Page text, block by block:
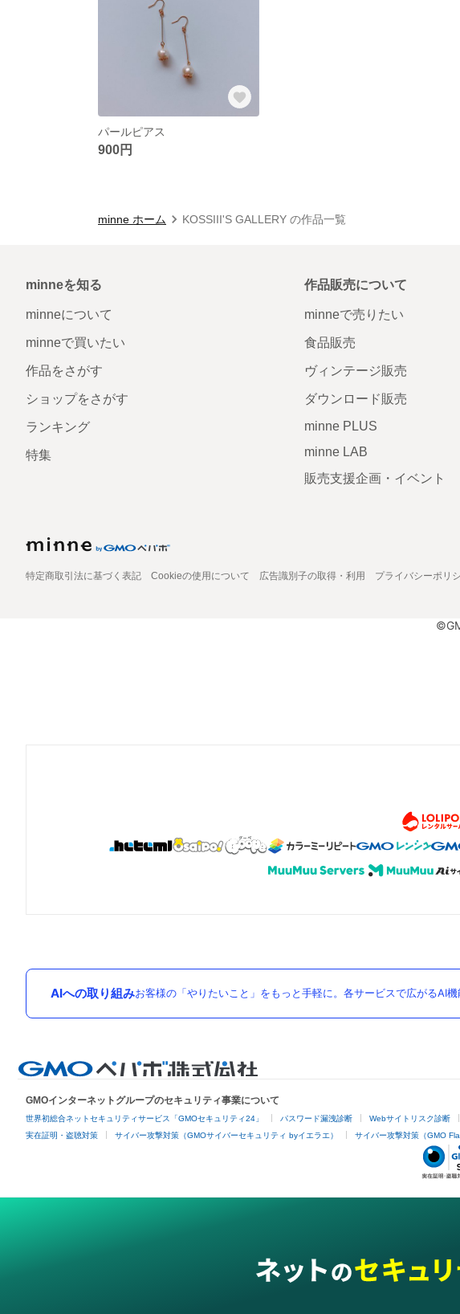
パールピアス
900円
minne ホーム KOSSIII'S GALLERY の作品一覧
minneを知る
minneについて
minneで買いたい
作品をさがす
ショップをさがす
ランキング
特集
作品販売について
minneで売りたい
食品販売
ヴィンテージ販売
ダウンロード販売
minne PLUS
minne LAB
販売支援企画・イベント
特定商取引法に基づく表記 Cookieの使用について 広告識別子の取得・利用 プライバシーポリ
AIへの取り組みお客様の「やりたいこと」をもっと手軽に。各サービスで広がるAI
GMOインターネットグループのセキュリティ事業について
世界初総合ネットセキュリティサービス「GMOセキュリティ24」 パスワード漏洩診断 Webサイトリスク診断
実在証明・盗聴対策 サイバー攻撃対策（GMOサイバーセキュリティ byイエラエ） サイバー攻撃対策（GMO